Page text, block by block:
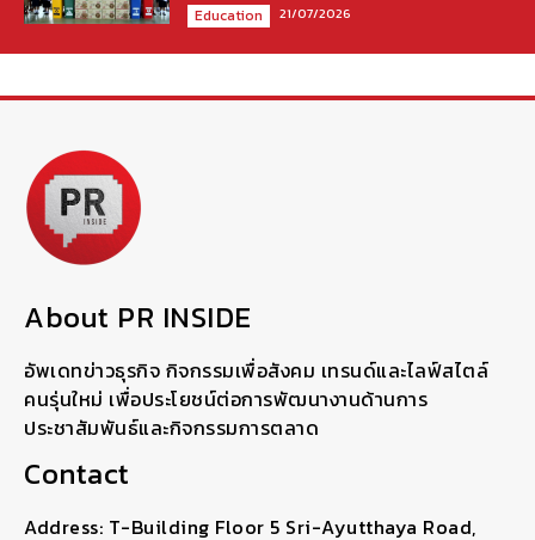
Education 21/07/2026
About PR INSIDE
อัพเดทข่าวธุรกิจ กิจกรรมเพื่อสังคม เทรนด์และไลฟ์สไตล์
คนรุ่นใหม่ เพื่อประโยชน์ต่อการพัฒนางานด้านการ
ประชาสัมพันธ์และกิจกรรมการตลาด
Contact
Address: T-Building Floor 5 Sri-Ayutthaya Road,